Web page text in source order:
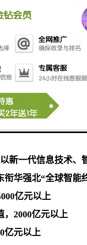
新一代信息技术
衔华强北“全球智能
亿元以上
2000亿元以上
亿元以上